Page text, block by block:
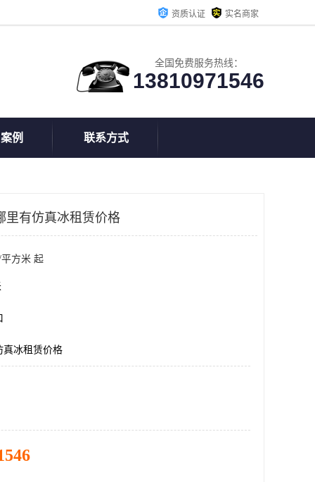
资质认证 实名商家
全国免费服务热线：
13810971546
例 联系方式
里有仿真冰租赁价格
方米 起
真冰租赁价格